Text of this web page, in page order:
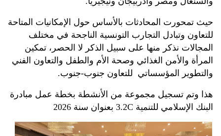
حيث تمحورت المحادثات بالأساس حول الإمكانيات المتاحة
للتعاون وتبادل التجارب التونسية الناجحة في مختلف
المجالات نذكر منها على سبيل الذكر لا الحصر، تمكين
المرأة والأمن الغذائي وصحة الأم والطفل والتعاون الفني
والتطوير المؤسساتي للتعاون جنوب-جنوب.
هذا وتم تسجيل مجموعة من الأنشطة بخطة عمل مبادرة
البنك الإسلامي للتنمية 3.2C بعنوان سنة 2026